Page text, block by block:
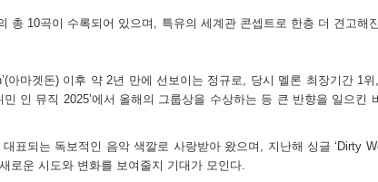
총 10곡이 수록되어 있으며 특유의 세계관 콘셉트로 한층 더 견고해
아마겟돈) 이후 약 2년 만에 선보이는 정규로 당시 멜론 최장기간 1 위
민 인 뮤직 2025’에서 올해의 그룹상을 수상하는 등 큰 반향을 일으킨
대표되는 독보적인 음악 색깔로 사랑받아 왔으며 , 지난해 싱글‘Dirty
로운 시도와 변화를 보여줄지 기대가 모인다.